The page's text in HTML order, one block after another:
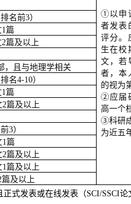
①以 申
者发表
评分。
生在校
文，若
者，本
的视为
②应届
高一个
③科研
为近五
名前3）
1篇
2篇及以上
，且与地理学相关
名4-10）
1篇
2篇及以上
3）
1篇
2篇及以上
1篇及以上
篇及以上
式发表或在线发表（SCI/SSCI